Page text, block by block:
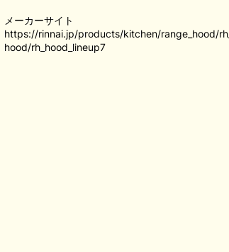
メーカーサイト
https://rinnai.jp/products/kitchen/range_hood/rh_
hood/rh_hood_lineup7